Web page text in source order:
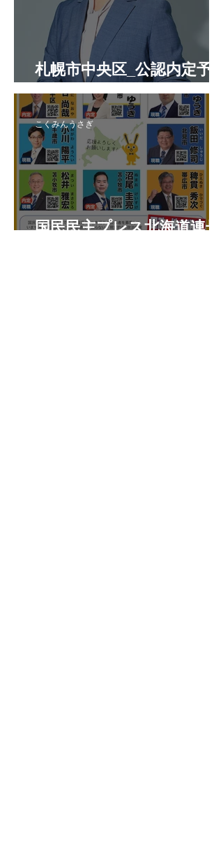
札幌市中央区_公認内定予定
候補者
国民民主プレス北海道連号
こくみんうさぎ